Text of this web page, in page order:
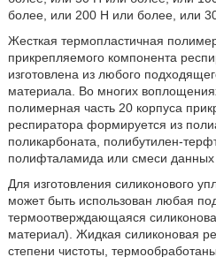
более, или 200 Н или более, или
Жесткая термопластичная
прикрепляемого компонента
изготовлена из любого
материала. Во многих
полимерная часть 20 корпуса
респиратора формируется из
поликарбоната, полибутилен-
полифталамида или смеси данных
Для изготовления силиконового
может быть использован любая
термоотверждающаяся
материал). Жидкая силиконовая
степени чистоты,